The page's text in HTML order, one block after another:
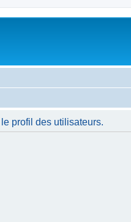
profil des utilisateurs.